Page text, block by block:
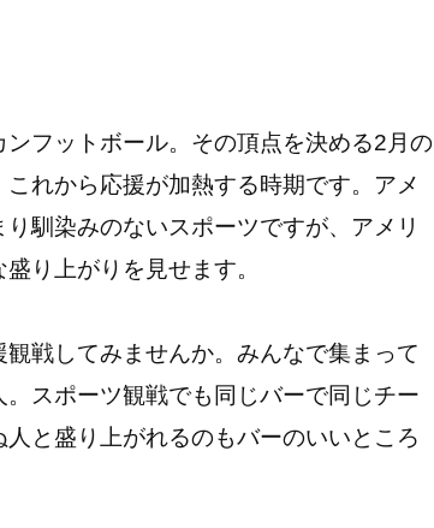
フットボール。その頂点を決める2月の
れから応援が加熱する時期です。アメ
馴染みのないスポーツですが、アメリ
り上がりを見せます。
戦してみませんか。みんなで集まって
スポーツ観戦でも同じバーで同じチー
と盛り上がれるのもバーのいいところ